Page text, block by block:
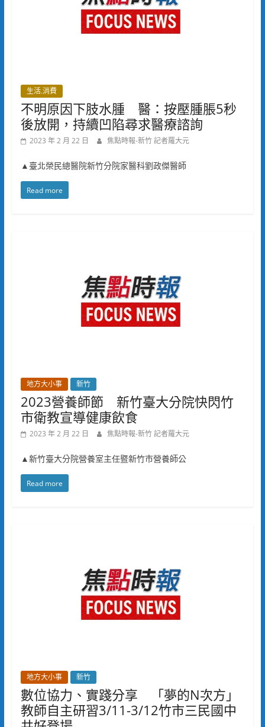
生活.消費
不明原因下肢水腫 醫：按壓腫脹5秒
後放開，持續凹陷尋求醫療諮詢
2023 年 2 月 22 日 焦點時報-新竹 記者羅大元
▲臺北榮民總醫院新竹分院家醫科劉政傑醫師
Read more
地方大小事 新竹
2023營養師節 新竹臺大分院快閃竹
市衛教宣導健康飲食
2023 年 2 月 22 日 焦點時報-新竹 記者羅大元
▲新竹臺大分院營養室主任暨新竹市營養師公
Read more
地方大小事 新竹
數位協力、實踐分享 「夢的N次方」
教師自主研習3/11-3/12竹市三民國中